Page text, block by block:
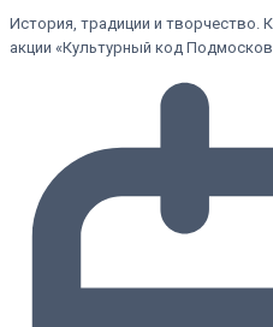
История, традиции и творчество.
акции «Культурный код